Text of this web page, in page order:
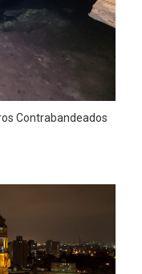
Contrabandeados